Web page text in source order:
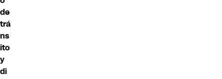
de
trá
ns
ito
y
di